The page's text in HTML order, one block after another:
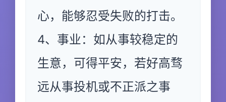
心，能够忍受失败的打击。
4、事业：如从事较稳定的
生意，可得平安，若好高骛
远从事投机或不正派之事